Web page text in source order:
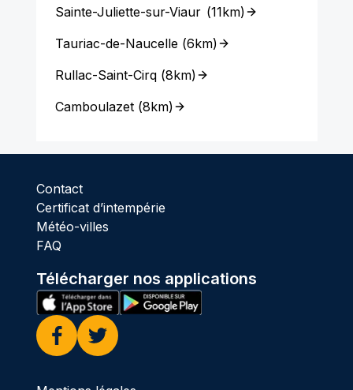
Sainte-Juliette-sur-Viaur (11km)
Tauriac-de-Naucelle(6km)
Rullac-Saint-Cirq(8km)
Camboulazet(8km)
Contact
Certificat d’intempérie
Météo-villes
FAQ
Télécharger nos applications
Facebook
Twitter